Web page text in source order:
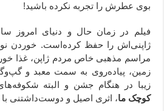
بوی عطرش را تجربه نکرده باشید!
فیلم در زمان حال و دنیای امروز
ژاپنی‌اش را حفظ کرده‌است. خوردن
مراسم مذهبی خاص مردم ژاپن، غذا
زمین، پیاده‌روی به سمت معبد و
زیبا در هنگام جشن و البته
کوچک ما، اثری اصیل و دوست‌داشتنی